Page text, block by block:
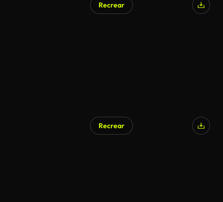
Recrear
Recrear